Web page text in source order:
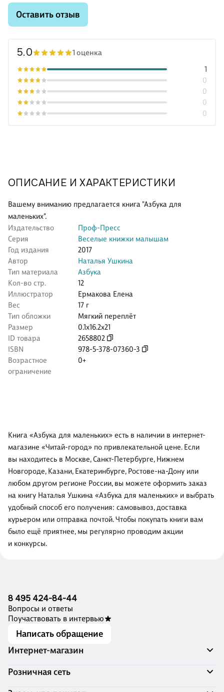
ОПИСАНИЕ И ХАРАКТЕРИСТИКИ
Вашему вниманию предлагается книга "Азбука для
маленьких".
Издательство
Проф-Пресс
Серия
Веселые книжки малышам
Год издания
2017
Автор
Наталья Ушкина
Тип материала
Азбука
Кол-во стр.
12
Иллюстратор
Ермакова Елена
Вес
17 г
Тип обложки
Мягкий переплёт
Размер
0.1x16.2x21
ID товара
2658802
ISBN
978-5-378-07360-3
Возрастное
ограничение
0+
Оставить отзыв
5.0 1 оценка
0
0
0
0
1
Книга «Азбука для маленьких» есть в наличии в интернет-
магазине «Читай-город» по привлекательной цене. Если
вы находитесь в Москве, Санкт-Петербурге, Нижнем
Новгороде, Казани, Екатеринбурге, Ростове-на-Дону или
любом другом регионе России, вы можете оформить заказ
на книгу Наталья Ушкина «Азбука для маленьких» и выбрать
удобный способ его получения: самовывоз, доставка
курьером или отправка почтой. Чтобы покупать книги вам
было ещё приятнее, мы регулярно проводим акции
и конкурсы.
8 495 424-84-44
Вопросы и ответы
Поучаствовать в интервью
Написать обращение
Интернет-магазин
Акции
Доставка и оплата
Розничная сеть